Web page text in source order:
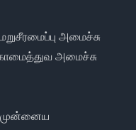
அமைச்சு
அமைச்சு